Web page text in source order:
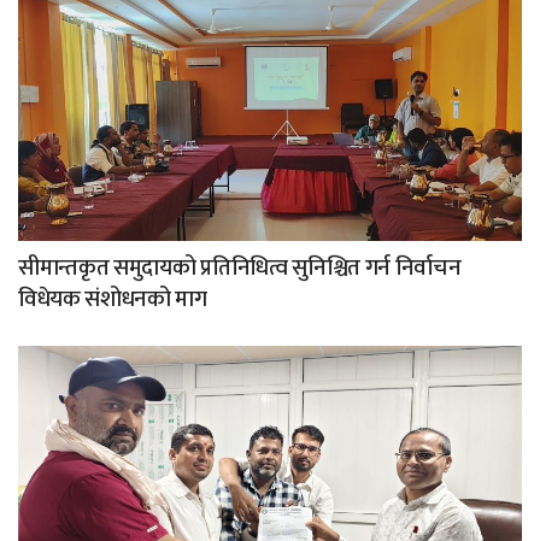
सीमान्तकृत समुदायको प्रतिनिधित्व सुनिश्चित गर्न निर्वाचन
विधेयक संशोधनको माग